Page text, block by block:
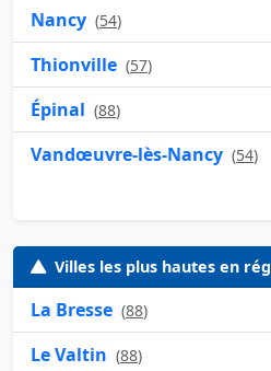
Nancy (54)
Thionville (57)
Épinal (88)
Vandœuvre-lès-Nancy (54)
Villes les plus hautes en
La Bresse (88)
Le Valtin (88)